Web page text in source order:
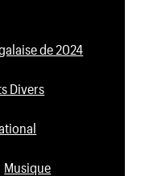
de 2024
Divers
Musique